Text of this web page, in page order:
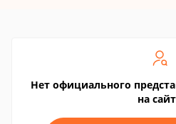
Нет официального
на